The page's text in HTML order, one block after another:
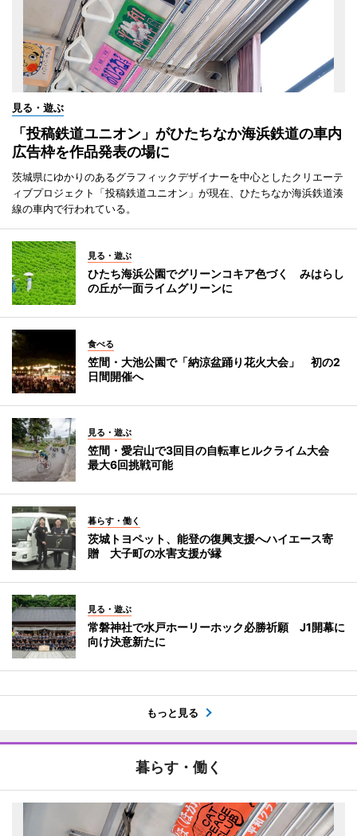
見る・遊ぶ
「投稿鉄道ユニオン」がひたちなか海浜鉄道の車内
広告枠を作品発表の場に
茨城県にゆかりのあるグラフィックデザイナーを中心としたクリエーテ
ィブプロジェクト「投稿鉄道ユニオン」が現在、ひたちなか海浜鉄道湊
線の車内で行われている。
見る・遊ぶ
ひたち海浜公園でグリーンコキア色づく みはらし
の丘が一面ライムグリーンに
食べる
笠間・大池公園で「納涼盆踊り花火大会」 初の2
日間開催へ
見る・遊ぶ
笠間・愛宕山で3回目の自転車ヒルクライム大会
最大6回挑戦可能
暮らす・働く
茨城トヨペット、能登の復興支援へハイエース寄
贈 大子町の水害支援が縁
見る・遊ぶ
常磐神社で水戸ホーリーホック必勝祈願 J1開幕に
向け決意新たに
もっと見る
暮らす・働く